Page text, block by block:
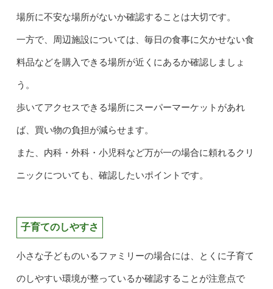
場所に不安な場所がないか確認することは大切です。
一方で、周辺施設については、毎日の食事に欠かせない食
料品などを購入できる場所が近くにあるか確認しましょ
う。
歩いてアクセスできる場所にスーパーマーケットがあれ
ば、買い物の負担が減らせます。
また、内科・外科・小児科など万が一の場合に頼れるクリ
ニックについても、確認したいポイントです。
子育てのしやすさ
小さな子どものいるファミリーの場合には、とくに子育て
のしやすい環境が整っているか確認することが注意点で